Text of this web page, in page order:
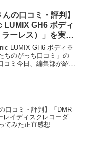
んの口コミ・評判】
LUMIX GH6 ボディ
ラーレス）」を実際
正直感想
LUMIX GH6 ボディ※
ちのがっち口コミ」の
ミ今日、編集部が紹介
口コミ・評判】「DMR-
レイディスクレコーダ
てみた正直感想